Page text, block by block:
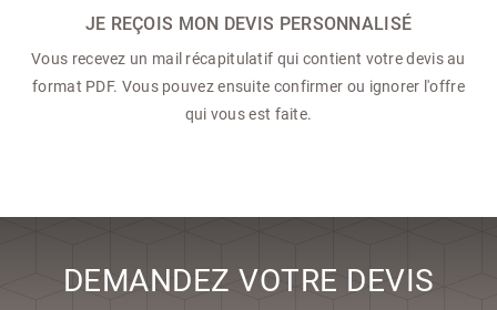
JE REÇOIS MON DEVIS PERSONNALISÉ
Vous recevez un mail récapitulatif qui contient votre devis au
format PDF. Vous pouvez ensuite confirmer ou ignorer l'offre
qui vous est faite.
DEMANDEZ VOTRE DEVIS